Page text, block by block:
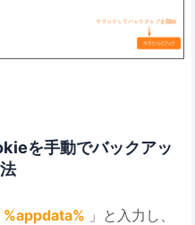
を手動でバックアッ
%appdata% 」と入力し、